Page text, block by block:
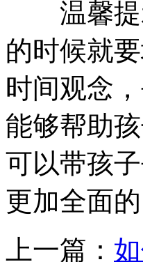
温馨提
的时候就
时间观念
能够帮助
可以带孩
更加全面
上一篇：